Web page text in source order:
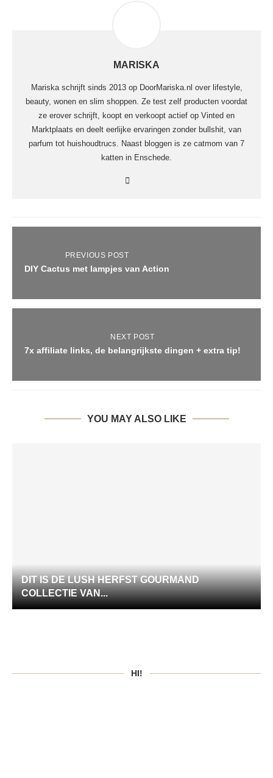
MARISKA
Mariska schrijft sinds 2013 op DoorMariska.nl over lifestyle,
beauty, wonen en slim shoppen. Ze test zelf producten voordat
ze erover schrijft, koopt en verkoopt actief op Vinted en
Marktplaats en deelt eerlijke ervaringen zonder bullshit, van
parfum tot huishoudtrucs. Naast bloggen is ze catmom van 7
katten in Enschede.
PREVIOUS POST
DIY Cactus met lampjes van Action
NEXT POST
7x affiliate links, de belangrijkste dingen + extra tip!
YOU MAY ALSO LIKE
DIT IS DE LUSH HERFST GOURMAND
COLLECTIE VAN...
HI!